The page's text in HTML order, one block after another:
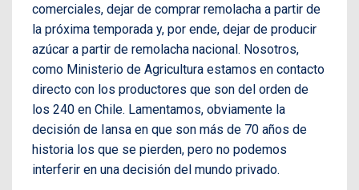
comerciales, dejar de comprar remolacha a partir de
la próxima temporada y, por ende, dejar de producir
azúcar a partir de remolacha nacional. Nosotros,
como Ministerio de Agricultura estamos en contacto
directo con los productores que son del orden de
los 240 en Chile. Lamentamos, obviamente la
decisión de Iansa en que son más de 70 años de
historia los que se pierden, pero no podemos
interferir en una decisión del mundo privado.